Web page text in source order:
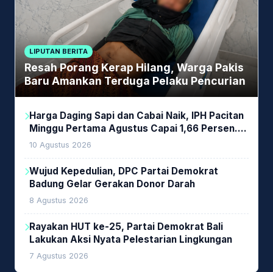
LIPUTAN BERITA
Resah Porang Kerap Hilang, Warga Pakis
Baru Amankan Terduga Pelaku Pencurian
Harga Daging Sapi dan Cabai Naik, IPH Pacitan
Minggu Pertama Agustus Capai 1,66 Persen.
Ini Penjelasan Kabag Ayub
10 Agustus 2026
Wujud Kepedulian, DPC Partai Demokrat
Badung Gelar Gerakan Donor Darah
8 Agustus 2026
Rayakan HUT ke-25, Partai Demokrat Bali
Lakukan Aksi Nyata Pelestarian Lingkungan
7 Agustus 2026